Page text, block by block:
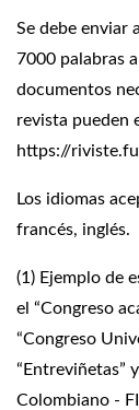
Se debe enviar
7000 palabras
documentos
revista pueden
https://
Los idiomas
francés, inglés.
(1) Ejemplo de
el “Congreso
“Congreso
“Entreviñetas”
Colombiano -